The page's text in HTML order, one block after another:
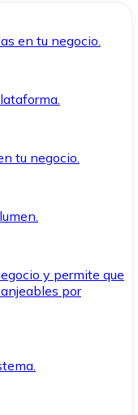
en tu negocio.
tu negocio.
y permite que
por